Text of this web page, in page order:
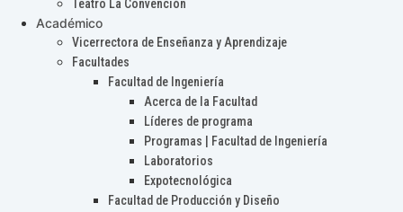
Teatro La Convención
Académico
Vicerrectora de Enseñanza y Aprendizaje
Facultades
Facultad de Ingeniería
Acerca de la Facultad
Líderes de programa
Programas | Facultad de Ingeniería
Laboratorios
Expotecnológica
Facultad de Producción y Diseño